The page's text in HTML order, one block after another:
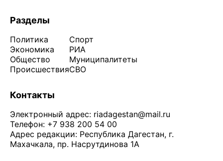
Разделы
Политика
Экономика
Общество
Происшествия
Спорт
РИА
Муниципалитеты
СВО
Контакты
Электронный адрес: riadagestan@mail.ru
Телефон: +7 938 200 54 00
Адрес редакции: Республика Дагестан, г.
Махачкала, пр. Насрутдинова 1А